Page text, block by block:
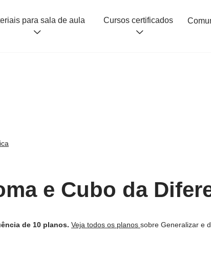
para sala de aula Cursos certificados
e Cubo da
de 10 planos. Veja todos os planos sobre Generalizar e